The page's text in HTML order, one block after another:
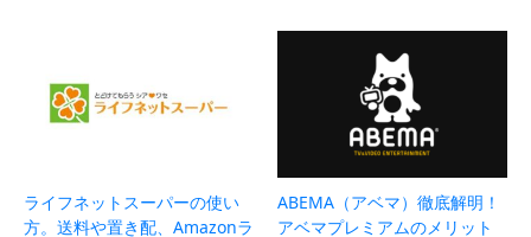
ライフネットスーパーの使い
方。送料や置き配、Amazonラ
ABEMA（アベマ）徹底解明！
アベマプレミアムのメリット